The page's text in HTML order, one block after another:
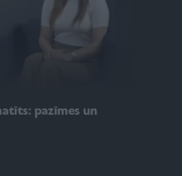
pazīmes un